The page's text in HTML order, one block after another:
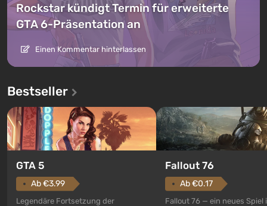
Rockstar kündigt Termin für erweiterte
GTA 6-Präsentation an
Einen Kommentar hinterlassen
Bestseller
GTA 5
Ab €3.99
Legendäre Fortsetzung der
Fallout 76
Ab €0.17
Fallout 76 — ein neues Spiel